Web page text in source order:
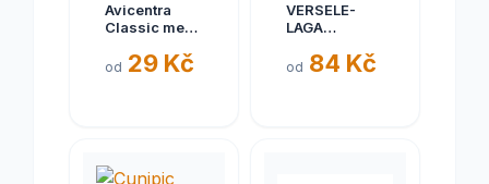
Avicentra
Classic menu
od 29 Kč
VERSELE-
LAGA
Nature Cavia
od 84 Kč